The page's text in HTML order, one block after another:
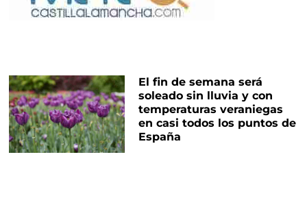
El fin de semana será
soleado sin lluvia y con
temperaturas veraniegas
en casi todos los puntos de
España